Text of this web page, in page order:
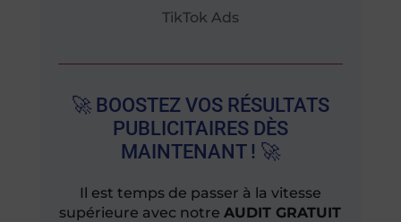
TikTok Ads
🚀 BOOSTEZ VOS RÉSULTATS
PUBLICITAIRES DÈS
MAINTENANT ! 🚀
Il est temps de passer à la vitesse
supérieure avec notreAUDIT GRATUIT